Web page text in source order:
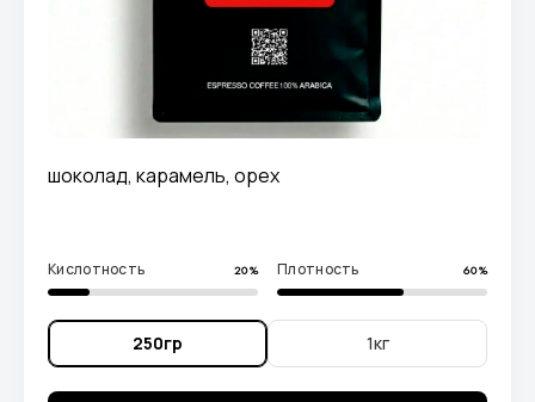
шоколад, карамель, орех
Кислотность 20% Плотность 60%
250гр 1кг